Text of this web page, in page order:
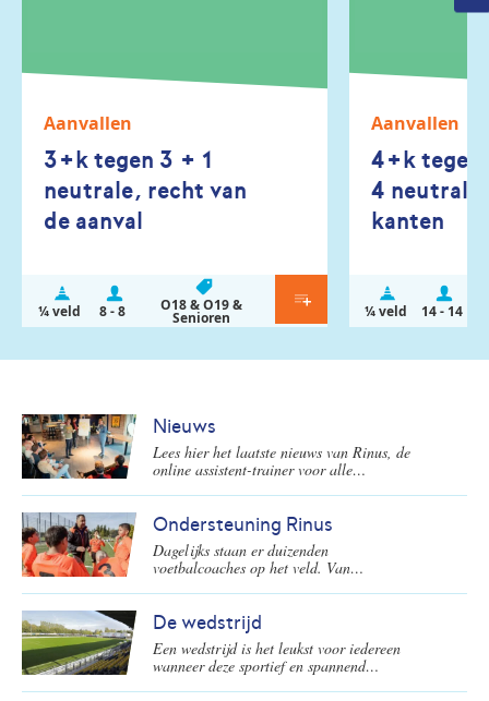
Aanvallen
3+k tegen 3 + 1
neutrale, recht van
de aanval
¼ veld 8 - 8 O18 & O19 &
Senioren
Aanvallen
4+k tegen
4 neutrale
kanten
¼ veld 14 - 14
Nieuws
Lees hier het laatste nieuws van Rinus, de
online assistent-trainer voor alle
Ondersteuning Rinus
Dagelijks staan er duizenden
voetbalcoaches op het veld. Van
amateurvelden mogelijk en staan aan de
basis van de ontwikkeling van nieuwe
voetbalsterren. De KNVB biedt speciaal
voor deze voetbalcoaches een online
platform: Rinus.
De wedstrijd
Een wedstrijd is het leukst voor iedereen
wanneer deze sportief en spannend